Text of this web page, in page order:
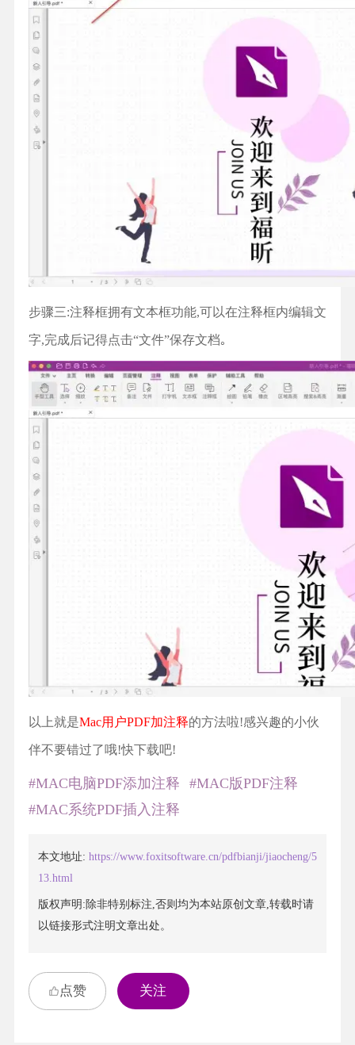
步骤三:注释框拥有文本框功能,可以在注释框内编辑文
字,完成后记得点击“文件”保存文档｡
以上就是Mac用户PDF加注释的方法啦!感兴趣的小伙
伴不要错过了哦!快下载吧!
#MAC电脑PDF添加注释
#MAC版PDF注释
#MAC系统PDF插入注释
本文地址: https://www.foxitsoftware.cn/pdfbianji/jiaocheng/5
13.html
版权声明:除非特别标注,否则均为本站原创文章,转载时请
以链接形式注明文章出处。
点赞 关注